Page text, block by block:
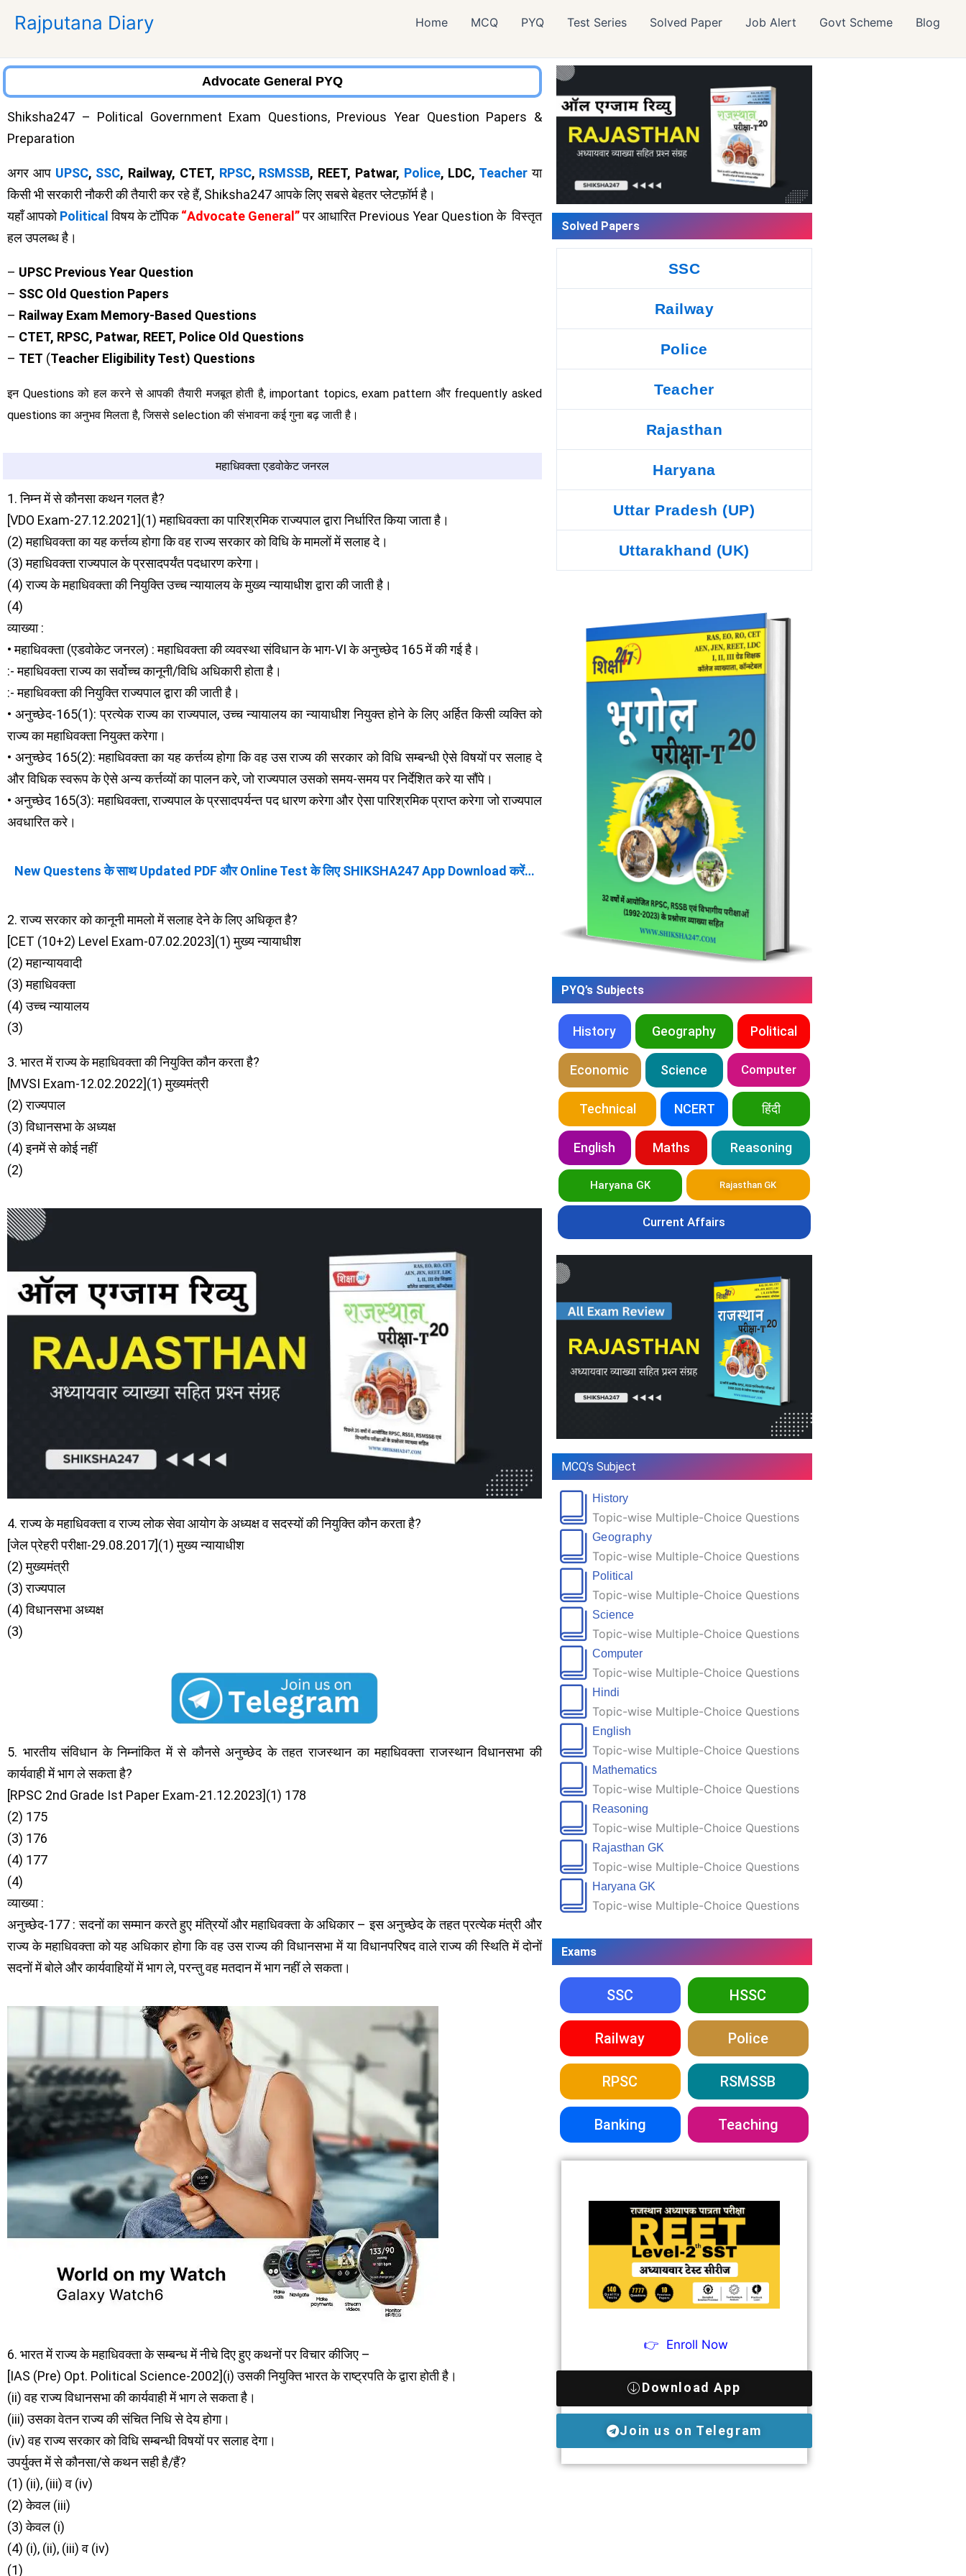
Rajputana Diary Home MCQ PYQ Test Series Solved Paper Job Alert Govt Scheme Blog
Advocate General PYQ
Shiksha247 – Political Government Exam Questions, Previous Year Question Papers &
Preparation
अगर आप UPSC, SSC, Railway, CTET, RPSC, RSMSSB, REET, Patwar, Police, LDC, Teacher या
किसी भी सरकारी नौकरी की तैयारी कर रहे हैं, Shiksha247 आपके लिए सबसे बेहतर प्लेटफ़ॉर्म है।
यहाँ आपकोPolitical विषय के टॉपिक“Advocate General”पर आधारित Previous Year Question के विस्तृत
हल उपलब्ध है।
– UPSC Previous Year Question
– SSC Old Question Papers
– Railway Exam Memory-Based Questions
– CTET, RPSC, Patwar, REET, Police Old Questions
– TET (Teacher Eligibility Test) Questions
इन Questions को हल करने से आपकी तैयारी मजबूत होती है, important topics, exam pattern और frequently asked
questions का अनुभव मिलता है, जिससे selection की संभावना कई गुना बढ़ जाती है।
महाधिवक्ता एडवोकेट जनरल
1. निम्न में से कौनसा कथन गलत है?
[VDO Exam-27.12.2021](1) महाधिवक्ता का पारिश्रमिक राज्यपाल द्वारा निर्धारित किया जाता है।
(2) महाधिवक्ता का यह कर्त्तव्य होगा कि वह राज्य सरकार को विधि के मामलों में सलाह दे।
(3) महाधिवक्ता राज्यपाल के प्रसादपर्यंत पदधारण करेगा।
(4) राज्य के महाधिवक्ता की नियुक्ति उच्च न्यायालय के मुख्य न्यायाधीश द्वारा की जाती है।
(4)
व्याख्या :
• महाधिवक्ता (एडवोकेट जनरल) : महाधिवक्ता की व्यवस्था संविधान के भाग-VI के अनुच्छेद 165 में की गई है।
:- महाधिवक्ता राज्य का सर्वोच्च कानूनी/विधि अधिकारी होता है।
:- महाधिवक्ता की नियुक्ति राज्यपाल द्वारा की जाती है।
• अनुच्छेद-165(1): प्रत्येक राज्य का राज्यपाल, उच्च न्यायालय का न्यायाधीश नियुक्त होने के लिए अर्हित किसी व्यक्ति को
राज्य का महाधिवक्ता नियुक्त करेगा।
• अनुच्छेद 165(2): महाधिवक्ता का यह कर्त्तव्य होगा कि वह उस राज्य की सरकार को विधि सम्बन्धी ऐसे विषयों पर सलाह दे
और विधिक स्वरूप के ऐसे अन्य कर्त्तव्यों का पालन करे, जो राज्यपाल उसको समय-समय पर निर्देशित करे या सौंपे।
• अनुच्छेद 165(3): महाधिवक्ता, राज्यपाल के प्रसादपर्यन्त पद धारण करेगा और ऐसा पारिश्रमिक प्राप्त करेगा जो राज्यपाल
अवधारित करे।
New Questens के साथ Updated PDF और Online Test के लिए SHIKSHA247 App Download करें…
2. राज्य सरकार को कानूनी मामलो में सलाह देने के लिए अधिकृत है?
[CET (10+2) Level Exam-07.02.2023](1) मुख्य न्यायाधीश
(2) महान्यायवादी
(3) महाधिवक्ता
(4) उच्च न्यायालय
(3)
3. भारत में राज्य के महाधिवक्ता की नियुक्ति कौन करता है?
[MVSI Exam-12.02.2022](1) मुख्यमंत्री
(2) राज्यपाल
(3) विधानसभा के अध्यक्ष
(4) इनमें से कोई नहीं
(2)
4. राज्य के महाधिवक्ता व राज्य लोक सेवा आयोग के अध्यक्ष व सदस्यों की नियुक्ति कौन करता है?
[जेल प्रेहरी परीक्षा-29.08.2017](1) मुख्य न्यायाधीश
(2) मुख्यमंत्री
(3) राज्यपाल
(4) विधानसभा अध्यक्ष
(3)
5. भारतीय संविधान के निम्नांकित में से कौनसे अनुच्छेद के तहत राजस्थान का महाधिवक्ता राजस्थान विधानसभा की
कार्यवाही में भाग ले सकता है?
[RPSC 2nd Grade Ist Paper Exam-21.12.2023](1) 178
(2) 175
(3) 176
(4) 177
(4)
व्याख्या :
अनुच्छेद-177 : सदनों का सम्मान करते हुए मंत्रियों और महाधिवक्ता के अधिकार – इस अनुच्छेद के तहत प्रत्येक मंत्री और
राज्य के महाधिवक्ता को यह अधिकार होगा कि वह उस राज्य की विधानसभा में या विधानपरिषद वाले राज्य की स्थिति में दोनों
सदनों में बोले और कार्यवाहियों में भाग ले, परन्तु वह मतदान में भाग नहीं ले सकता।
6. भारत में राज्य के महाधिवक्ता के सम्बन्ध में नीचे दिए हुए कथनों पर विचार कीजिए –
[IAS (Pre) Opt. Political Science-2002](i) उसकी नियुक्ति भारत के राष्ट्रपति के द्वारा होती है।
(ii) वह राज्य विधानसभा की कार्यवाही में भाग ले सकता है।
(iii) उसका वेतन राज्य की संचित निधि से देय होगा।
(iv) वह राज्य सरकार को विधि सम्बन्धी विषयों पर सलाह देगा।
उपर्युक्त में से कौनसा/से कथन सही है/हैं?
(1) (ii), (iii) व (iv)
(2) केवल (iii)
(3) केवल (i)
(4) (i), (ii), (iii) व (iv)
(1)
Solved Papers
SSC
Railway
Police
Teacher
Rajasthan
Haryana
Uttar Pradesh (UP)
Uttarakhand (UK)
PYQ’s Subjects
History Geography Political
Economic Science Computer
Technical NCERT हिंदी
English Maths Reasoning
Haryana GK Rajasthan GK
Current Affairs
MCQ’s Subject
History
Topic-wise Multiple-Choice Questions
Geography
Topic-wise Multiple-Choice Questions
Political
Topic-wise Multiple-Choice Questions
Science
Topic-wise Multiple-Choice Questions
Computer
Topic-wise Multiple-Choice Questions
Hindi
Topic-wise Multiple-Choice Questions
English
Topic-wise Multiple-Choice Questions
Mathematics
Topic-wise Multiple-Choice Questions
Reasoning
Topic-wise Multiple-Choice Questions
Rajasthan GK
Topic-wise Multiple-Choice Questions
Haryana GK
Topic-wise Multiple-Choice Questions
Exams
SSC HSSC
Railway Police
RPSC RSMSSB
Banking Teaching
👉 Enroll Now
Download App
Join us on Telegram